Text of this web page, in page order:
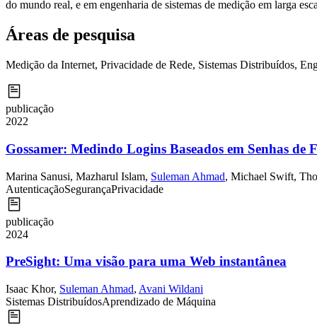
do mundo real, e em engenharia de sistemas de medição em larga
Áreas de pesquisa
Medição da Internet, Privacidade de Rede, Sistemas Distribuídos,
publicação
2022
Gossamer: Medindo Logins Baseados em Senhas de
Marina Sanusi, Mazharul Islam, Suleman Ahmad, Michael Swift,
AutenticaçãoSegurançaPrivacidade
publicação
2024
PreSight: Uma visão para uma Web instantânea
Isaac Khor, Suleman Ahmad, Avani Wildani
Sistemas DistribuídosAprendizado de Máquina